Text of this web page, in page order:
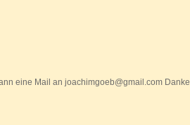
eine Mail an joachimgoeb@gmail.com Danke